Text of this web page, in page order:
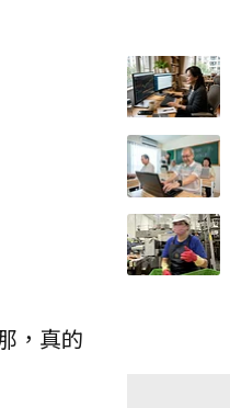
，真的